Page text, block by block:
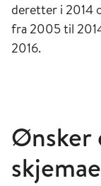
deretter i 2014
fra 2005 til
2016.
Ønsker